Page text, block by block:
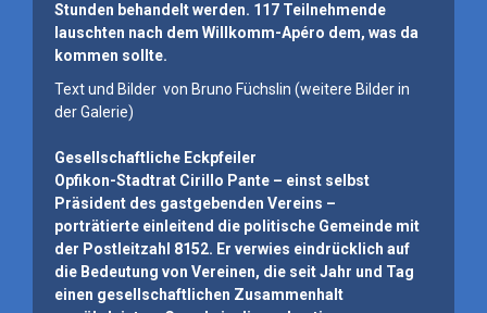
Stunden behandelt werden. 117 Teilnehmende
lauschten nach dem Willkomm-Apéro dem, was da
kommen sollte.
Text und Bilder von Bruno Füchslin (weitere Bilder in
der Galerie)
Gesellschaftliche Eckpfeiler
Opfikon-Stadtrat Cirillo Pante – einst selbst
Präsident des gastgebenden Vereins –
porträtierte einleitend die politische Gemeinde mit
der Postleitzahl 8152. Er verwies eindrücklich auf
die Bedeutung von Vereinen, die seit Jahr und Tag
einen gesellschaftlichen Zusammenhalt